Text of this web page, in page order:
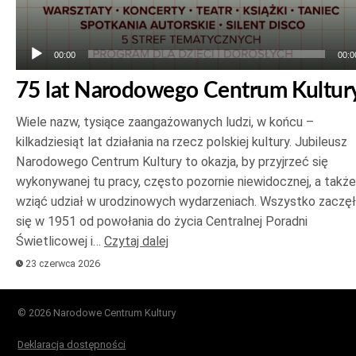
00:00
75 lat Narodowego Centrum
Wiele nazw, tysiące zaangażowanych ludzi, w końcu –
kilkadziesiąt lat działania na rzecz polskiej kultury. Jubileusz
Narodowego Centrum Kultury to okazja, by przyjrzeć się
wykonywanej tu pracy, często pozornie niewidocznej, a także
wziąć udział w urodzinowych wydarzeniach. Wszystko
się w 1951 od powołania do życia Centralnej Poradni
Świetlicowej i… Czytaj dalej
23 czerwca 2026
© 2026 Narodowe Centrum Kultury
Deklaracja dostępności